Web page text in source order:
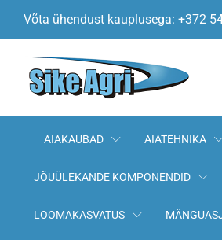
Võta ühendust kauplusega: +372
AIAKAUBAD AIATEHNIKA
JÕUÜLEKANDE KOMPONENDID
LOOMAKASVATUS
Kirjeldus